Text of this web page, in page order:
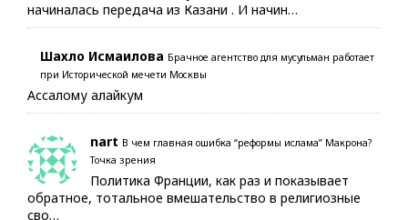
начиналась передача из Казани . И начин…
Шахло Исмаилова Брачное агентство для мусульман работает
при Исторической мечети Москвы
Ассалому алайкум
nart В чем главная ошибка “реформы ислама” Макрона?
Точка зрения
Политика Франции, как раз и показывает
обратное, тотальное вмешательство в религиозные
сво…